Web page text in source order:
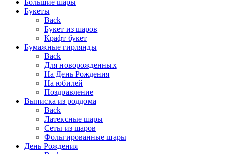
Букеты
Back
Букет из шаров
Крафт букет
Бумажные гирлянды
Back
Для новорожденных
На День Рождения
На юбилей
Поздравление
Выписка из роддома
Back
Латексные шары
Сеты из шаров
Фольгированные шары
День Рождения